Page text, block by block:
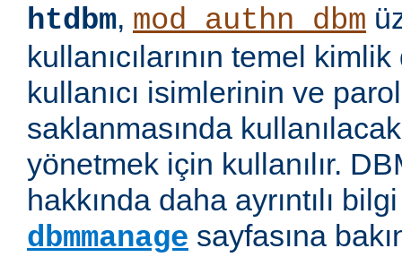
htdbm, mod_authn_dbm
kullanıcılarının temel
kullanıcı isimlerinin ve
saklanmasında
yönetmek için kullanılır.
hakkında daha ayrıntılı
dbmmanage sayfasına